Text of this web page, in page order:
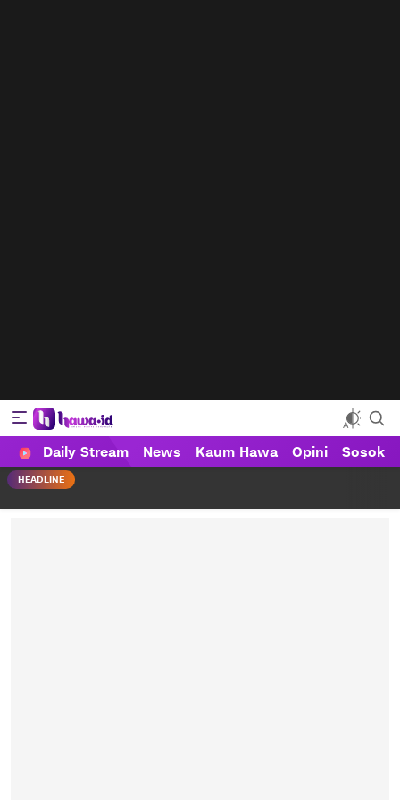
HAWA
Haluan Wanita Indonesia
Daily Stream News Kaum Hawa Opini Sosok
HEADLINE